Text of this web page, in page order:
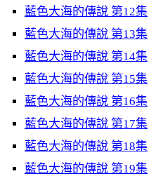
藍色大海的傳說 第12集
藍色大海的傳說 第13集
藍色大海的傳說 第14集
藍色大海的傳說 第15集
藍色大海的傳說 第16集
藍色大海的傳說 第17集
藍色大海的傳說 第18集
藍色大海的傳說 第19集